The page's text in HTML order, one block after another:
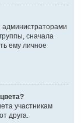
администраторами
сначала
ему личное
участникам
друга.